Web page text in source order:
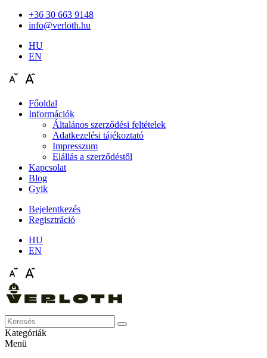
+36 30 663 9148
info@verloth.hu
HU
EN
Főoldal
Információk
Általános szerződési feltételek
Adatkezelési tájékoztató
Impresszum
Elállás a szerződéstől
Kapcsolat
Blog
Gyik
Bejelentkezés
Regisztráció
HU
EN
Kategóriák
Menü